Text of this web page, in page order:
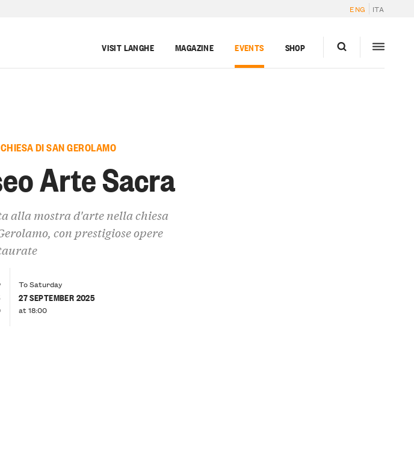
ENG ITA
VISIT LANGHE MAGAZINE EVENTS SHOP
DI SAN GEROLAMO
Arte Sacra
alla mostra d'arte nella chiesa
con prestigiose opere
To Saturday
27 SEPTEMBER 2025
at 18:00